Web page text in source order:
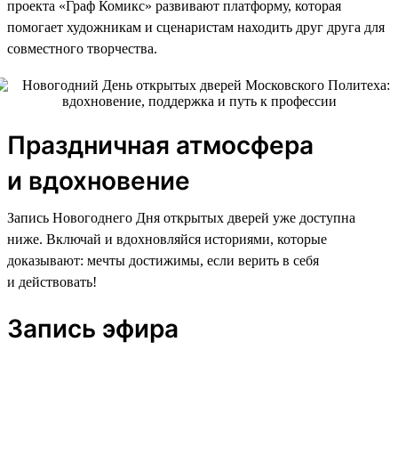
проекта «Граф Комикс» развивают платформу, которая
помогает художникам и сценаристам находить друг друга для
совместного творчества.
Праздничная атмосфера
и вдохновение
Запись Новогоднего Дня открытых дверей уже доступна
ниже. Включай и вдохновляйся историями, которые
доказывают: мечты достижимы, если верить в себя
и действовать!
Запись эфира